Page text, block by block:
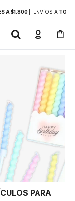
A $1.800 | ENVÍOS ATODO
PARA